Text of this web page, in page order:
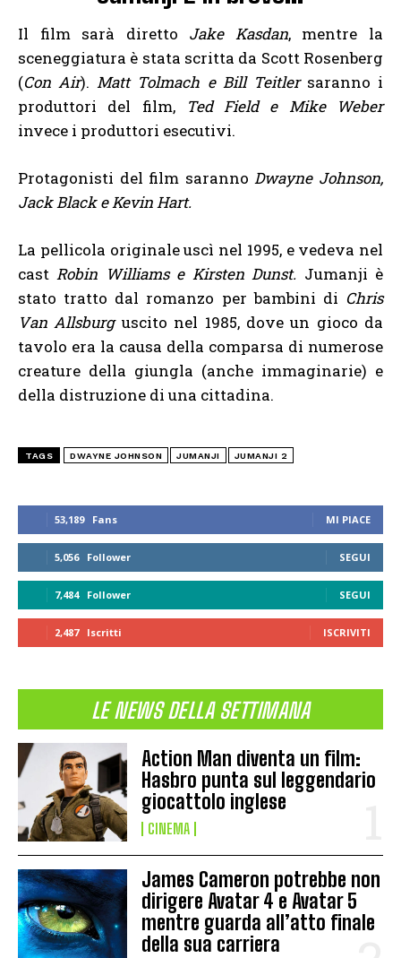
53,189 Fans MI PIACE
5,056 Follower SEGUI
7,484 Follower SEGUI
2,487 Iscritti ISCRIVITI
LE NEWS DELLA SETTIMANA
Action Man diventa un film:
Hasbro punta sul leggendario
giocattolo inglese
CINEMA
James Cameron potrebbe non
dirigere Avatar 4 e Avatar 5
mentre guarda all’atto finale
della sua carriera
Il film sarà diretto Jake Kasdan, mentre la
sceneggiatura è stata scritta da Scott Rosenberg
(Con Air).Matt Tolmach e Bill Teitlersaranno i
produttori del film,
Ted Field e Mike Weber
invece i produttori esecutivi.
Protagonisti del film sarannoDwayne Johnson,
Jack Black e Kevin Hart.
La pellicola originale uscì nel 1995, e vedeva nel
castRobin Williams e Kirsten Dunst. Jumanji è
stato tratto dal romanzo per bambini di Chris
Van Allsburguscito nel 1985, dove un gioco da
tavolo era la causa della comparsa di numerose
creature della giungla (anche immaginarie) e
della distruzione di una cittadina.
TAGS DWAYNE JOHNSON JUMANJI JUMANJI 2